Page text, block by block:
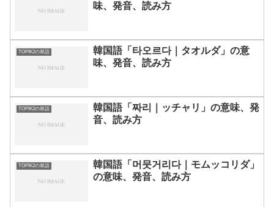
味、発音、読み方
TOPIK2の単語
韓国語「타오르다｜タオルダ」の意
味、発音、読み方
TOPIK2の単語
韓国語「짜리｜ッチャリ」の意味、発
音、読み方
TOPIK2の単語
韓国語「머뭇거리다｜モムッコリダ」
の意味、発音、読み方